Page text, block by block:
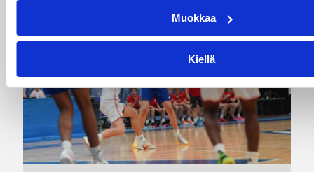
Muokkaa
Kiellä